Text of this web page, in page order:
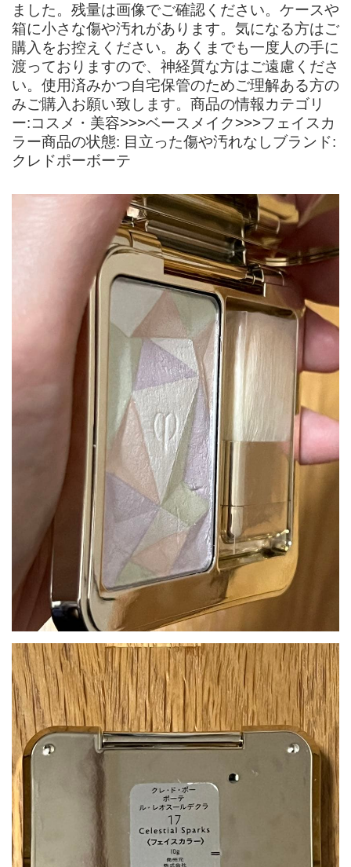
ました。残量は画像でご確認ください。ケースや
箱に小さな傷や汚れがあります。気になる方はご
購入をお控えください。あくまでも一度人の手に
渡っておりますので、神経質な方はご遠慮くださ
い。使用済みかつ自宅保管のためご理解ある方の
みご購入お願い致します。商品の情報カテゴリ
ー:コスメ・美容>>>ベースメイク>>>フェイスカ
ラー商品の状態: 目立った傷や汚れなしブランド:
クレドポーボーテ